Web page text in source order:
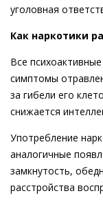
уголовная
Как наркотики
Все
симптомы
за гибели его
снижается
Употребление
аналогичные
замкнутость,
расстройства